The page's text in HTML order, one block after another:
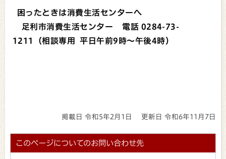
困ったときは消費生活センターへ
足利市消費生活センター 電話 0284-73-
1211（相談専用 平日午前9時～午後4時）
掲載日 令和5年2月1日 更新日 令和6年11月7日
このページについてのお問い合わせ先